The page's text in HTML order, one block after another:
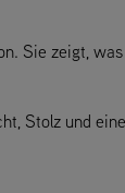
Sie zeigt,
Stolz und